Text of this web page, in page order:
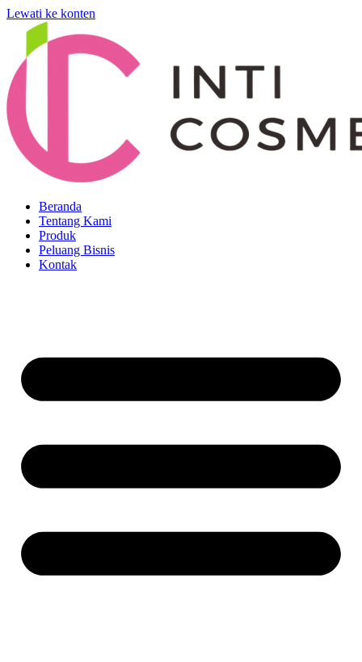
Lewati ke konten
Beranda
Tentang Kami
Produk
Peluang Bisnis
Kontak